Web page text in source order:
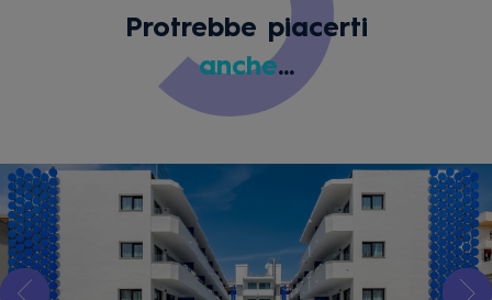
Protrebbe piacerti
anche...